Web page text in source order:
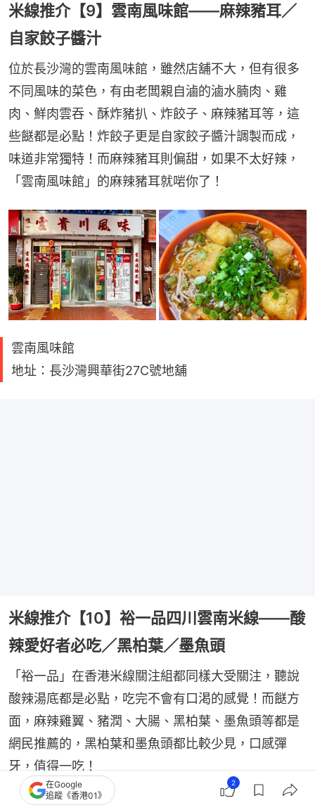
米線推介【9】雲南風味館——麻辣豬耳／
自家餃子醬汁
位於長沙灣的雲南風味館，雖然店舖不大，但有很多
不同風味的菜色，有由老闆親自滷的滷水腩肉、雞
肉、鮮肉雲吞、酥炸豬扒、炸餃子、麻辣豬耳等，這
些餸都是必點！炸餃子更是自家餃子醬汁調製而成，
味道非常獨特！而麻辣豬耳則偏甜，如果不太好辣，
「雲南風味館」的麻辣豬耳就啱你了！
雲南風味館
地址：長沙灣興華街27C號地舖
米線推介【10】裕一品四川雲南米線——酸
辣愛好者必吃／黑柏葉／墨魚頭
「裕一品」在香港米線關注組都同樣大受關注，聽說
酸辣湯底都是必點，吃完不會有口渇的感覺！而餸方
面，麻辣雞翼、豬潤、大腸、黑柏葉、墨魚頭等都是
網民推薦的，黑柏葉和墨魚頭都比較少見，口感彈
牙，值得一吃！
在Google
追蹤《香港01》
2